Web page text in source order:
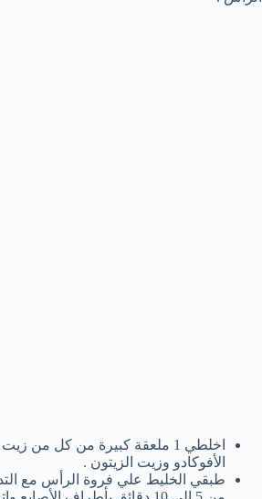
اخلطي 1 ملعقة كبيرة من كل من
الأفوكادو وزيت الزيتون .
طبقي الخليط علي فروة الرأس مع